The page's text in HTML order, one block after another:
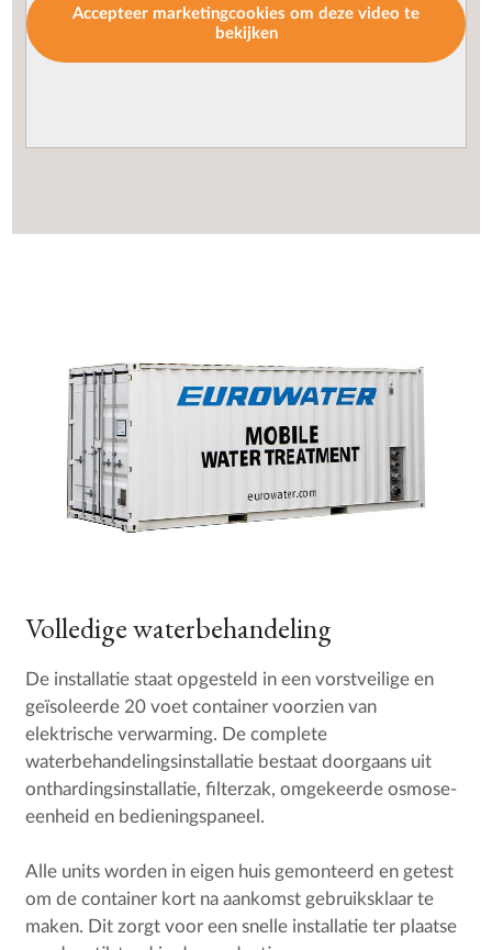
Accepteer marketingcookies om deze video te
bekijken
Volledige waterbehandeling
De installatie staat opgesteld in een vorstveilige en
geïsoleerde 20 voet container voorzien van
elektrische verwarming. De complete
waterbehandelingsinstallatie bestaat doorgaans uit
onthardingsinstallatie, filterzak, omgekeerde osmose-
eenheid en bedieningspaneel.
Alle units worden in eigen huis gemonteerd en getest
om de container kort na aankomst gebruiksklaar te
maken. Dit zorgt voor een snelle installatie ter plaatse